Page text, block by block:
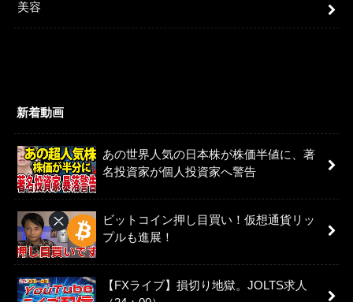
美容
新着動画
あの世界人気の日本株が株価半値に、著
名投資家が個人投資家へ警告
ビットコイン押し目買い！仮想通貨リッ
プルも進展！
【FXライブ】損切り地獄。JOLTS求人